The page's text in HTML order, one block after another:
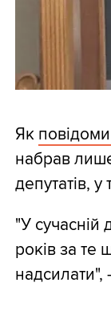
Як
набрав
депутатів,
"У сучасній
років за те